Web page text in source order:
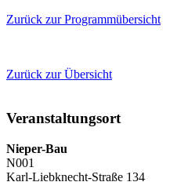
Zurück zur Programmübersicht
Zurück zur Übersicht
Veranstaltungsort
Nieper-Bau
N001
Karl-Liebknecht-Straße 134